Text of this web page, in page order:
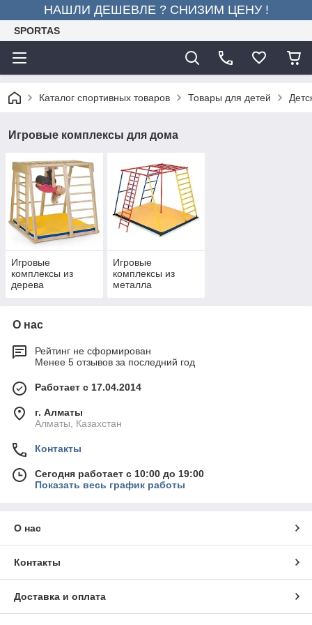
НАШЛИ ДЕШЕВЛЕ ? СНИЗИМ ЦЕНУ !
SPORTAS
Каталог спортивных товаров Товары для детей
Игровые комплексы для дома
Игровые
комплексы из
дерева
Игровые
комплексы из
металла
О нас
Рейтинг не сформирован
Менее 5 отзывов за последний год
Работает с 17.04.2014
г. Алматы
Алматы, Казахстан
Контакты
Сегодня работает с 10:00 до 19:00
Показать весь график работы
О нас
Контакты
Доставка и оплата